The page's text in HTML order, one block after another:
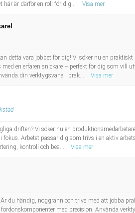
är därför en roll för dig...
Visa mer
detta vara jobbet för dig! Vi söker nu en
en erfaren snickare – perfekt för dig som vill
din verktygsvana i prak...
Visa mer
driften? Vi söker nu en
fokus. Arbetet passar dig som trivs i en aktiv
kontroll och bea...
Visa mer
du händig, noggrann och trivs med att jobba
med precision. Använda